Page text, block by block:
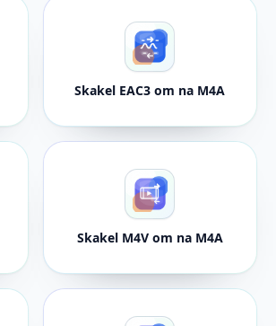
Skakel EAC3 om na M4A
Skakel M4V om na M4A